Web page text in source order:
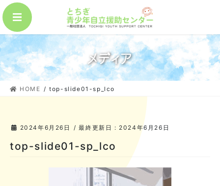
コ
ン
テ
ン
ツ
に
移
ナ
ビ
ゲ
ー
シ
ョ
ン
メディア
HOME top-slide01-sp_lco
2024年6月26日 / 最終更新日 : 2024年6月26日
top-slide01-sp_lco
MENU